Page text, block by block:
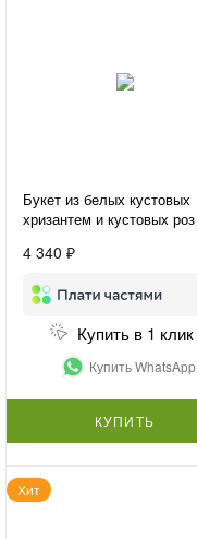
Букет из белых кустовых
хризантем и кустовых роз
4 340 ₽
Купить в 1 клик
Купить WhatsApp
КУПИТЬ
Хит